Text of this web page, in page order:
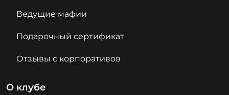
Ведущие мафии
Подарочный сертификат
Отзывы с корпоративов
О клубе